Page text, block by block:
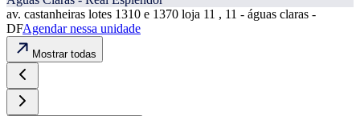
av. castanheiras lotes 1310 e 1370 loja 11 , 11 - águas claras -
DFAgendar nessa unidade
Mostrar todas